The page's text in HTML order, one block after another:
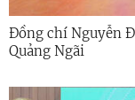
Đồng chí Nguyễn
Quảng Ngãi